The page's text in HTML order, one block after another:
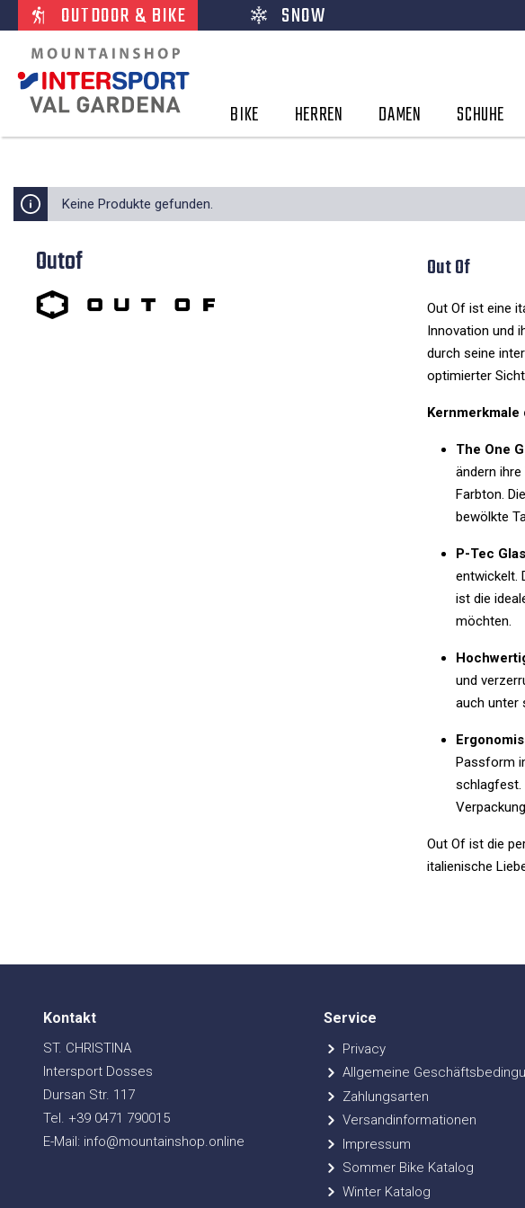
OUTDOOR & BIKE SNOW
BIKE HERREN DAMEN SCHUHE
Keine Produkte gefunden.
Outof Out Of
Out Of ist eine
Innovation und
durch seine
optimierter
Kernmerkmale
The One
ändern
Farbton.
bewölkte
P-Tec
entwickelt.
ist die
möchten.
und
auch unter
Passform
schlagfest.
Out Of ist die
italienische
Kontakt
ST. CHRISTINA
Intersport Dosses
Dursan Str. 117
Tel. +39 0471 790015
E-Mail: info@mountainshop.online
Service
Privacy
Allgemeine
Zahlungsarten
Versandinformationen
Impressum
Sommer Bike Katalog
Winter Katalog